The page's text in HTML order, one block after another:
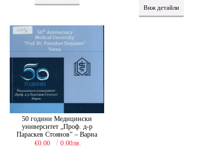
Виж детайли
50 години Медицински
университет „Проф. д-р
Параскев Стоянов” – Варна
€0.00
0.00лв.